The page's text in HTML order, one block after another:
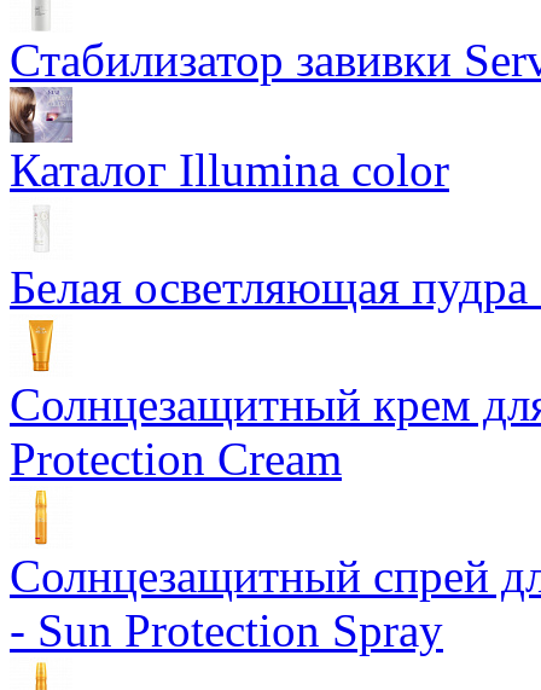
Стабилизатор завивки
Каталог Illumina color
Белая осветляющая
Солнцезащитный крем
Protection Cream
Солнцезащитный спрей
- Sun Protection Spray